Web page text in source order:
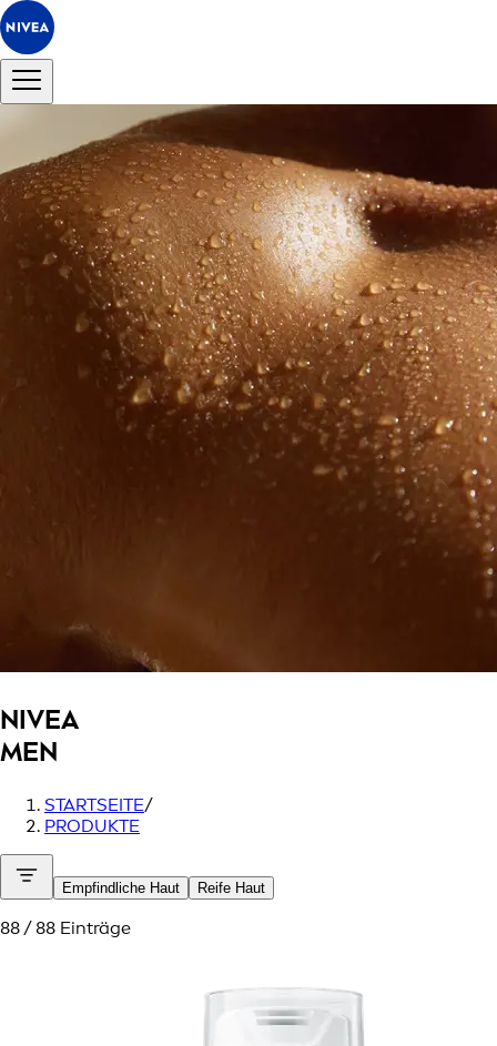
NIVEA
MEN
STARTSEITE/
PRODUKTE
Empfindliche Haut Reife Haut
88 / 88 Einträge